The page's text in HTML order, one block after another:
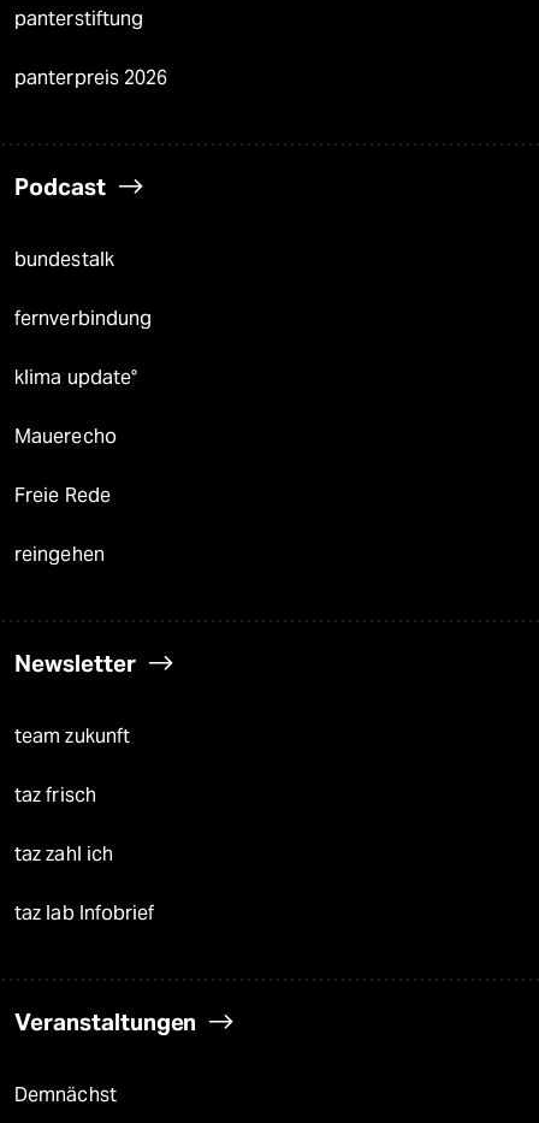
panterstiftung
panterpreis 2026
Podcast
bundestalk
fernverbindung
klima update°
Mauerecho
Freie Rede
reingehen
Newsletter
team zukunft
taz frisch
taz zahl ich
taz lab Infobrief
Veranstaltungen
Demnächst